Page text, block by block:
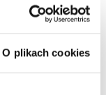
O plikach cookies